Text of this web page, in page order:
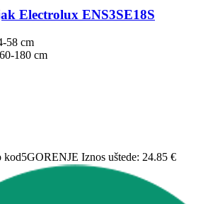
Electrolux ENS3SE18S
58 cm
180 cm
kod5GORENJE Iznos uštede: 24.85 €